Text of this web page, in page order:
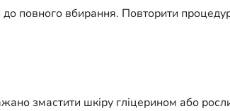
повного вбирання. Повторити
змастити шкіру гліцерином або